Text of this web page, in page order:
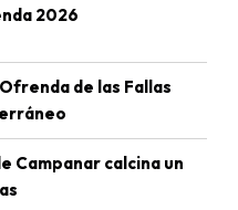
2026
de las Fallas
Campanar calcina un